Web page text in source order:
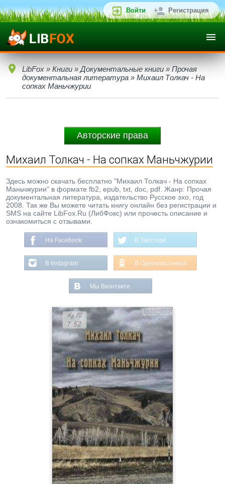
Войти Регистрация
LibFox » Книги » Документальные книги » Прочая
документальная литература » Михаил Толкач - На
сопках Маньчжурии
Авторские права
Михаил Толкач - На сопках Маньчжурии
Здесь можно скачать бесплатно "Михаил Толкач - На сопках
Маньчжурии" в формате fb2, epub, txt, doc, pdf. Жанр: Прочая
документальная литература, издательство Русское эхо, год
2008. Так же Вы можете читать книгу онлайн без регистрации и
SMS на сайте LibFox.Ru (ЛибФокс) или прочесть описание и
ознакомиться с отзывами.
На Facebook В Твиттере
В Instagram В Одноклассниках
Мы Вконтакте